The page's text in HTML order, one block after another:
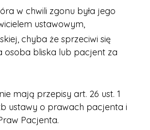
w chwili zgonu była jego
ustawowym,
chyba że sprzeciwi się
osoba bliska lub pacjent za
mają przepisy art. 26 ust. 1
ustawy o prawach pacjenta i
Pacjenta.